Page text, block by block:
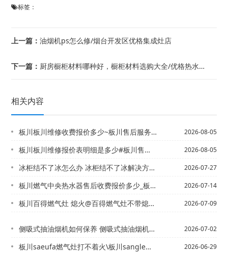
标签：
上一篇：油烟机ps怎么修/烟台开发区优格集成灶店
下一篇： 厨房橱柜材料哪种好，橱柜材料选购大全/优格热水器减压阀装在哪里
相关内容
板川板川维修收费报价多少~板川售后服务总部电话2027最新标准 2026-08-05
板川板川维修报价表明细是多少#板川售后电话怎么联系官方发布 2026-08-05
冰柜结不了冰怎么办 冰柜结不了冰解决方法~冰柜结满冰怎么处理 2026-07-27
板川燃气中央热水器售后收费报价多少_板川燃气中央热水器售后收费报价多少钱2027... 2026-07-14
板川百得燃气灶 熄火@百得燃气灶不带熄火保护 2026-07-09
侧吸式抽油烟机如何保养 侧吸式抽油烟机保养方法-侧吸式油烟机的安装高度 如何清洗... 2026-07-02
板川saeufa燃气灶打不着火\板川sangle热水器售后电话,桑乐热水器 2026-06-29